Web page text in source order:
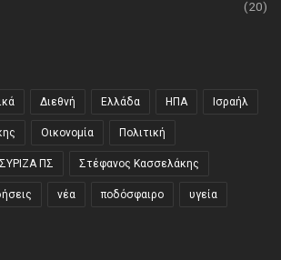
(20)
Διεθνή Ελλάδα ΗΠΑ Ισραήλ
Οικονομία Πολιτική
ΣΥΡΙΖΑ ΠΣ Στέφανος Κασσελάκης
νέα ποδόσφαιρο υγεία